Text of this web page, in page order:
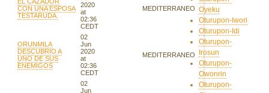
CON UNA ESPOSA
TESTARUDA.
2020
at
02:36
CEDT
MEDITERRANEO
ORUNMILA
DESCUBRIO A
UNO DE SUS
ENEMIGOS
02
Jun
2020
at
02:36
CEDT
MEDITERRANEO
02
Jun
Oyeku
Oturupon-Iwori
Oturupon-Idi
Oturupon-
Irosun
Oturupon-
Owonrin
Oturupon-